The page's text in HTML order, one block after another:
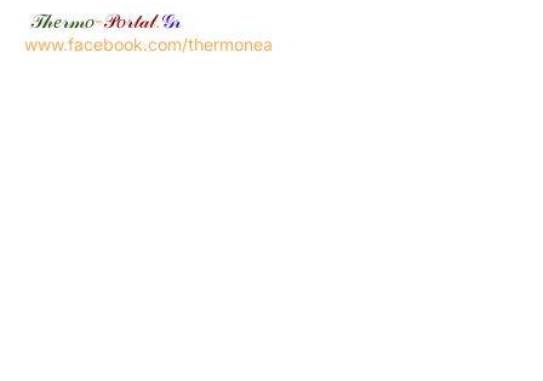
𝒯𝒽𝑒𝓇𝓂𝑜-𝒫𝑜𝓇𝓉𝒶𝓁.𝒢𝓇
www.facebook.com/thermonea